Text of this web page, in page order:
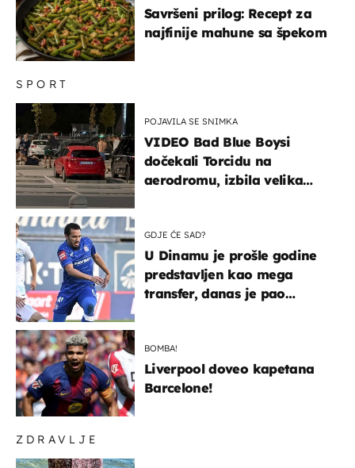
ZDRAVLJE
SPORT
POJAVILA SE SNIMKA
VIDEO Bad Blue Boysi
dočekali Torcidu na
aerodromu, izbila velika
GDJE ĆE SAD?
U Dinamu je prošle godine
predstavljen kao mega
transfer, danas je pao
BOMBA!
Liverpool doveo kapetana
Barcelone!
Savršeni prilog: Recept za
najfinije mahune sa špekom